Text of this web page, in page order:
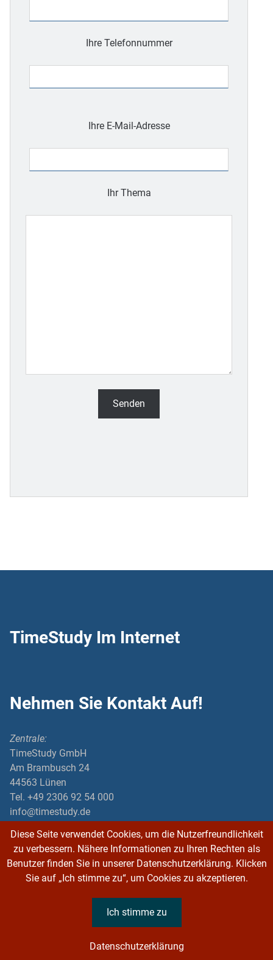
Ihre Telefonnummer
leer.
Ihre E-Mail-Adresse
Ihr Thema
TimeStudy Im Internet
Nehmen Sie Kontakt Auf!
Zentrale:
TimeStudy GmbH
Am Brambusch 24
44563 Lünen
Tel. +49 2306 92 54 000
info@timestudy.de
FAQ Videoanalyse
FAQ SMED
Diese Seite verwendet Cookies, um die Nutzerfreundlichkeit
zu verbessern. Nähere Informationen zu Ihren Rechten als
Benutzer finden Sie in unserer Datenschutzerklärung. Klicken
Sie auf „Ich stimme zu“, um Cookies zu akzeptieren.
Ich stimme zu
Datenschutzerklärung